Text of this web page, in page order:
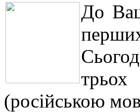
До
трьох
(російською